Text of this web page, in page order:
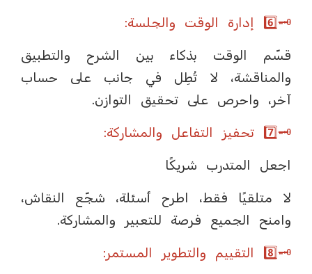
🗝️6️⃣ إدارة الوقت والجلسة:
قسّم الوقت بذكاء بين الشرح والتطبيق
والمناقشة، لا تُطِل في جانب على حساب
آخر، واحرص على تحقيق التوازن.
🗝️7️⃣ تحفيز التفاعل والمشاركة:
اجعل المتدرب شريكًا
لا متلقيًا فقط، اطرح أسئلة، شجّع النقاش،
وامنح الجميع فرصة للتعبير والمشاركة.
🗝️8️⃣ التقييم والتطوير المستمر: